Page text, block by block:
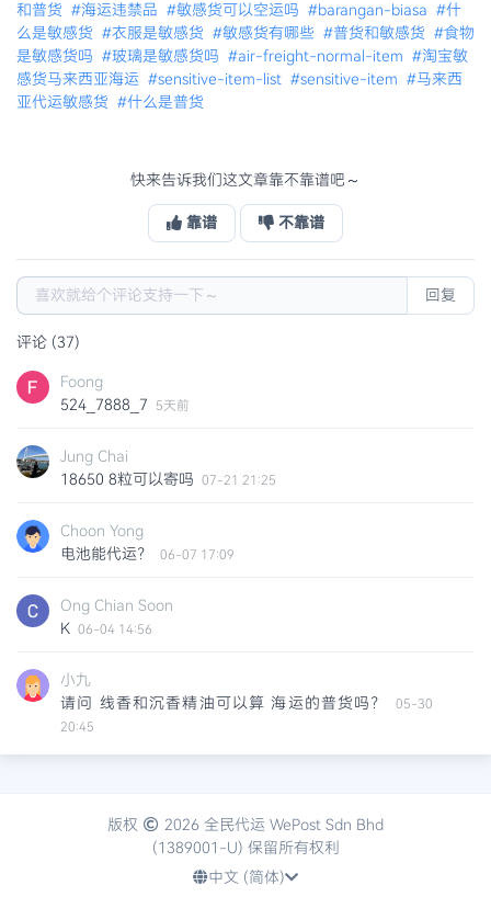
和普货 #海运违禁品 #敏感货可以空运吗 #barangan-biasa #什
么是敏感货 #衣服是敏感货 #敏感货有哪些 #普货和敏感货 #食物
是敏感货吗 #玻璃是敏感货吗 #air-freight-normal-item #淘宝敏
感货马来西亚海运 #sensitive-item-list #sensitive-item #马来西
亚代运敏感货 #什么是普货
快来告诉我们这文章靠不靠谱吧～
靠谱 不靠谱
回复
评论 (37)
Foong
524_7888_7
5天前
Jung Chai
18650 8粒可以寄吗 07-21 21:25
Choon Yong
电池能代运？
06-07 17:09
Ong Chian Soon
K 06-04 14:56
小九
请问 线香和沉香精油可以算 海运的普货吗？
05-30
20:45
05-10 23:19
版权
2026 全民代运 WePost Sdn Bhd
(1389001-U) 保留所有权利
中文 (简体)